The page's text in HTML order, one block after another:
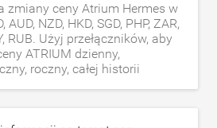
zmiany ceny Atrium Hermes w
AUD, NZD, HKD, SGD, PHP, ZAR,
RUB. Użyj przełączników, aby
ATRIUM dzienny,
roczny, całej historii